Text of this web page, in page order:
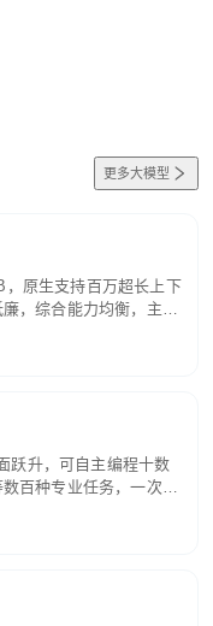
更多大模型
原生支持百万超长上下
，综合能力均衡，主打
作、基础 RAG、批量
跃升，可自主编程十数
百种专业任务，一次对
规划、执行与验证全流
长程任务中自主规划与